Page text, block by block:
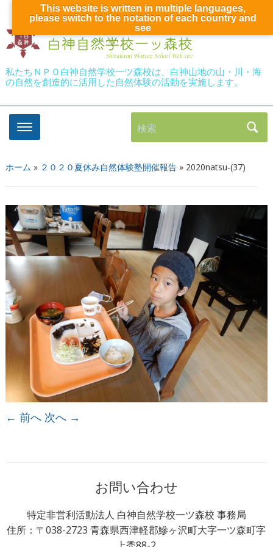
私たちＮＰＯ白神自然学校一ツ森校は、白神山地の山・川・海
の自然を創造的に活用した自然体験の活動を実施します。
検索
ホーム » ２０２０夏休み自然体験塾開催報告» 2020natsu-(37)
← 前へ 次へ →
お問い合わせ
特定非営利活動法人 白神自然学校一ツ森校 事務局
住所：〒038-2723 青森県西津軽郡鰺ヶ沢町大字一ツ森町字
This website is written in multiple languages,
please switch to the notation of each country and
see